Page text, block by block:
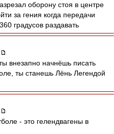
оборону стоя в центре
за гения когда передачи
градусов раздавать
внезапно начнёшь писать
ты станешь Лёнь Легендой
- это гелендвагены в